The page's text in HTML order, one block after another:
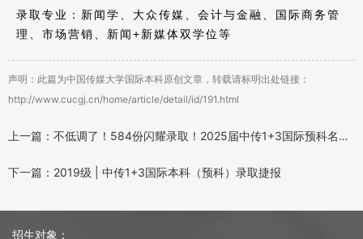
录取专业： 新闻学、大众传媒、会计与金融、国际商务管
理、市场营销、新闻+新媒体双学位等
声明：此篇为中国传媒大学国际本科原创文章，转载请标明出处链接：
http://www.cucgj.cn/home/article/detail/id/191.html
上一篇：不低调了！584份闪耀录取！2025届中传1+3国际预科名校项目录取捷报
下一篇：2019级 | 中传1+3国际本科（预科）录取捷报
招生对象：